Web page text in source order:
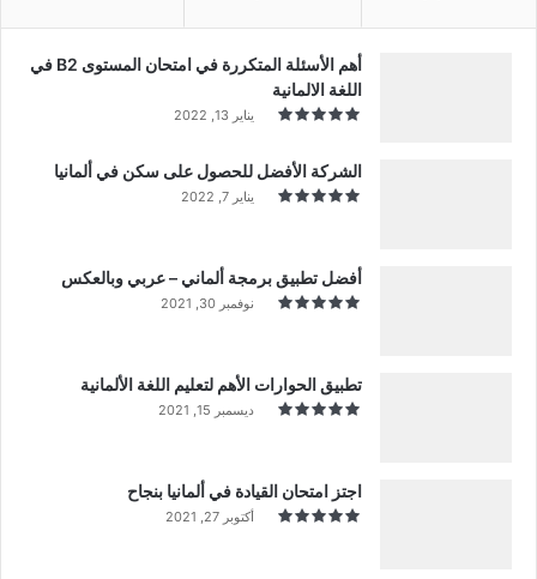
أهم الأسئلة المتكررة في امتحان المستوى B2 في
اللغة الالمانية
يناير 13, 2022
الشركة الأفضل للحصول على سكن في ألمانيا
يناير 7, 2022
أفضل تطبيق برمجة ألماني – عربي وبالعكس
نوفمبر 30, 2021
تطبيق الحوارات الأهم لتعليم اللغة الألمانية
ديسمبر 15, 2021
اجتز امتحان القيادة في ألمانيا بنجاح
أكتوبر 27, 2021